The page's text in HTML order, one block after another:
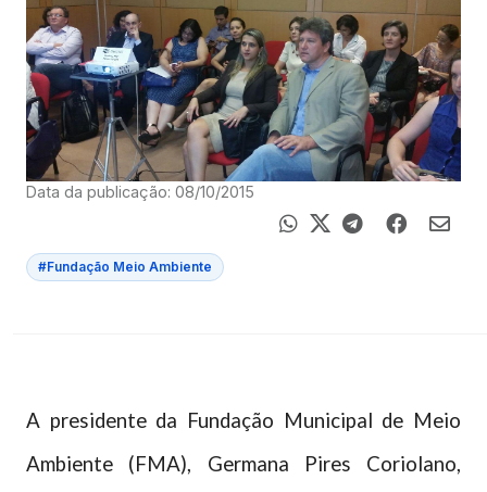
Data da publicação: 08/10/2015
#Fundação Meio Ambiente
A presidente da Fundação Municipal de Meio
Ambiente (FMA), Germana Pires Coriolano,